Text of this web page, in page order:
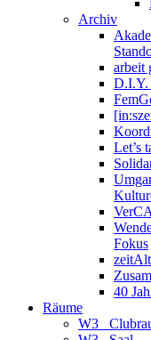
Archiv
arbeit
D.I.Y.
Let’s
Fokus
40
Räume
W3_